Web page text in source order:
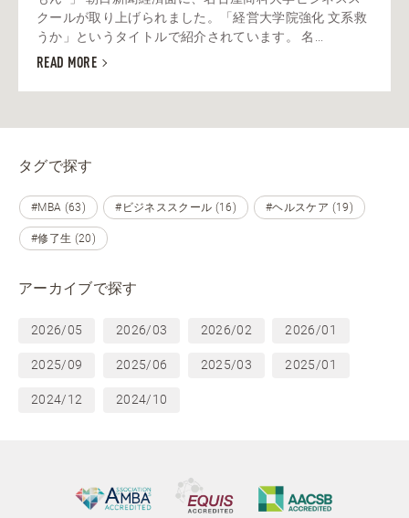
クールが取り上げられました。「経営大学院強化 文系救
うか」というタイトルで紹介されています。 名...
READ MORE
タグで探す
#MBA (63) #ビジネススクール (16) #ヘルスケア (19)
#修了生 (20)
アーカイブで探す
2026/05 2026/03 2026/02 2026/01
2025/09 2025/06 2025/03 2025/01
2024/12 2024/10